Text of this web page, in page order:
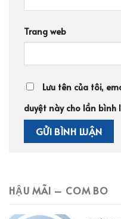
Trang web
Lưu tên của tôi,
duyệt này cho lần bình
HẬU MÃI – COM BO